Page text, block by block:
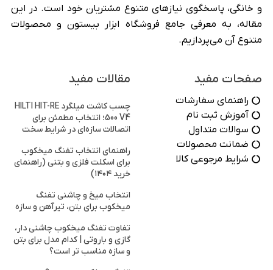
و خانگی، پاسخگوی نیازهای متنوع مشتریان خود است. در این
مقاله، به معرفی جامع فروشگاه ابزار بیستون و محصولات
متنوع آن می‌پردازیم.
صفحات مفید
راهنمای سفارشات
آموزش ثبت نام
سوالات متداول
ضمانت محصولات
شرایط مرجوعی کالا
مقالات مفید
چسب کاشت میلگرد HILTI HIT-RE
500 V4؛ انتخاب مطمئن برای
اتصالات سازه‌ای در شرایط سخت
راهنمای انتخاب تفنگ میخکوب
برای اسکلت فلزی و بتنی (راهنمای
خرید ۱۴۰۴)
انتخاب میخ و چاشنی تفنگ
میخکوب برای بتن، تیرآهن و سازه
تفاوت تفنگ میخکوب چاشنی دار،
گازی و باروتی | کدام مدل برای بتن
و سازه مناسب تر است؟